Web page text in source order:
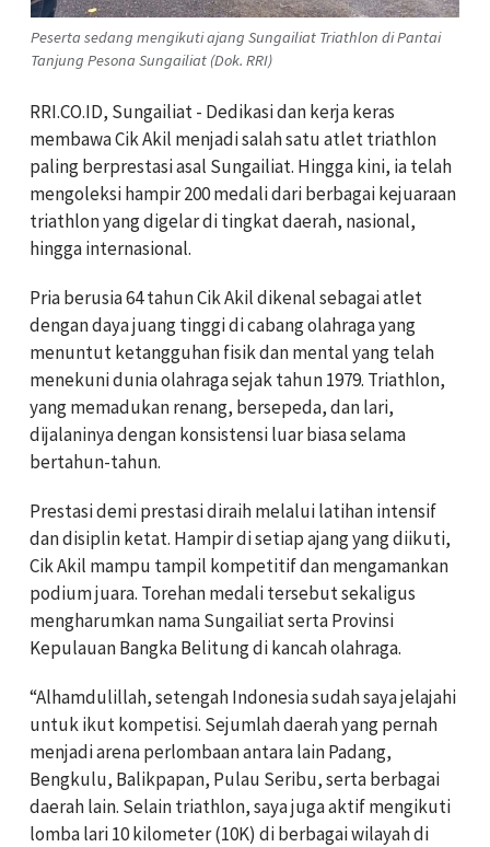
Peserta sedang mengikuti ajang Sungailiat Triathlon di Pantai
Tanjung Pesona Sungailiat (Dok. RRI)
RRI.CO.ID, Sungailiat - Dedikasi dan kerja keras
membawa Cik Akil menjadi salah satu atlet triathlon
paling berprestasi asal Sungailiat. Hingga kini, ia telah
mengoleksi hampir 200 medali dari berbagai kejuaraan
triathlon yang digelar di tingkat daerah, nasional,
hingga internasional.
Pria berusia 64 tahun Cik Akil dikenal sebagai atlet
dengan daya juang tinggi di cabang olahraga yang
menuntut ketangguhan fisik dan mental yang telah
menekuni dunia olahraga sejak tahun 1979. Triathlon,
yang memadukan renang, bersepeda, dan lari,
dijalaninya dengan konsistensi luar biasa selama
bertahun-tahun.
Prestasi demi prestasi diraih melalui latihan intensif
dan disiplin ketat. Hampir di setiap ajang yang diikuti,
Cik Akil mampu tampil kompetitif dan mengamankan
podium juara. Torehan medali tersebut sekaligus
mengharumkan nama Sungailiat serta Provinsi
Kepulauan Bangka Belitung di kancah olahraga.
“Alhamdulillah, setengah Indonesia sudah saya jelajahi
untuk ikut kompetisi. Sejumlah daerah yang pernah
menjadi arena perlombaan antara lain Padang,
Bengkulu, Balikpapan, Pulau Seribu, serta berbagai
daerah lain. Selain triathlon, saya juga aktif mengikuti
lomba lari 10 kilometer (10K) di berbagai wilayah di